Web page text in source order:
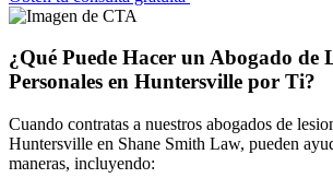
¿Qué Puede Hacer un Abogado de
Personales en Huntersville por Ti?
Cuando contratas a nuestros abogados de
Huntersville en Shane Smith Law, pueden
maneras, incluyendo: